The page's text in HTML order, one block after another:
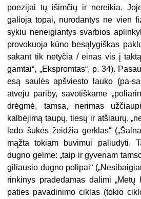
poezijai tų išimčių ir nereikia.
galioja topai, nurodantys ne vien
sykiu neneigiantys svarbios
provokuoja kūno besąlygiškas
sakant tik netyčia / einas vis į
gamtai“, „Ekspromtas“, p. 34).
esą saulės apšviesto lauko (pa-
atveju pariby, savotiškame
drėgmė, tamsa, nerimas
kalbėjimą taupų, tiesų ir atšiaurų,
ledo šukės žeidžia gerklas“
mąžta tokiam buvimui paliudyti.
dugno gelme: „taip ir gyvenam
giliausio dugno polipai“
rinkinys pradedamas dalimi „Metų
paties pavadinimo ciklas (tokio